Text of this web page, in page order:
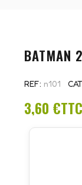
BATMAN 2
REF n101
3,60 €TTC